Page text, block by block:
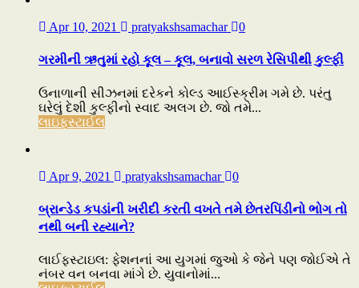
Apr 10, 2021 pratyakshsamachar 0
ગરમીની ઋતુમાં રહો કૂલ – કૂલ, બનાવો સરળ રેસિપીથી કુલ્ફી
ઉનાળાની સીઝનમાં દરેકને કોલ્ડ આઈસ્ક્રીમ ગમે છે. પરંતુ
ઘરેલું દેશી કુલ્ફીનો સ્વાદ અલગ છે. જો તમે...
લાઇફસ્ટાઈલ
Apr 9, 2021 pratyakshsamachar 0
બ્રાન્ડેડ કપડાંની ખરીદી કરતી વખતે તમે છેતરપિંડીનો ભોગ તો
નથી બની રહ્યાને?
લાઈફસ્ટાઇલ: ફેશનનાં આ યુગમાં જુઓ કે જેને પણ જોઈએ તે
નંબર વન બનવા માંગે છે. યુવાનોમાં...